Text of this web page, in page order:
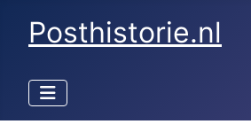
Posthistorie.nl